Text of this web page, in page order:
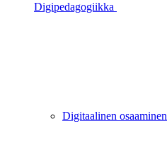
Digipedagogiikka
Digitaalinen osaaminen